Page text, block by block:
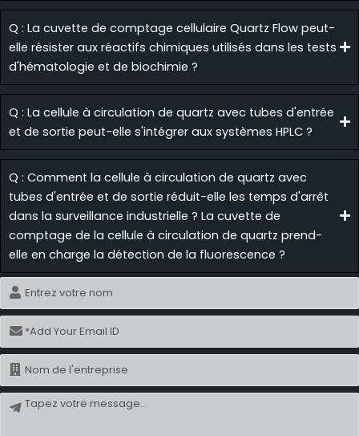
Q : La cuvette de comptage cellulaire Quartz Flow peut-
elle résister aux réactifs chimiques utilisés dans les tests
d'hématologie et de biochimie ?
Q : La cellule à circulation de quartz avec tubes d'entrée
et de sortie peut-elle s'intégrer aux systèmes HPLC ?
Q : Comment la cellule à circulation de quartz avec
tubes d'entrée et de sortie réduit-elle les temps d'arrêt
dans la surveillance industrielle ? La cuvette de
comptage de la cellule à circulation de quartz prend-
elle en charge la détection de la fluorescence ?
Nom
Courriel
Nom
Message